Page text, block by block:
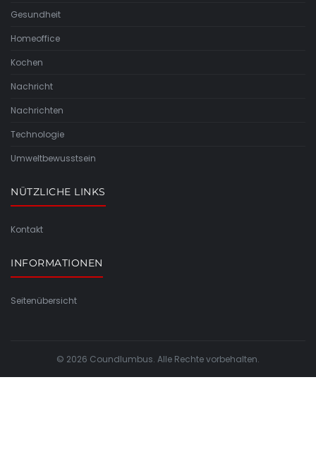
Gesundheit
Homeoffice
Kochen
Nachricht
Nachrichten
Technologie
Umweltbewusstsein
NÜTZLICHE LINKS
Kontakt
INFORMATIONEN
Seitenübersicht
© 2026 Coundlumbus. Alle Rechte vorbehalten.